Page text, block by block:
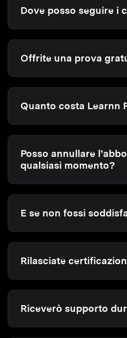
Dove posso seguire i
Offrite una prova
Quanto costa Learnn
Posso annullare
qualsiasi momento?
E se non fossi
Rilasciate
Riceverò supporto